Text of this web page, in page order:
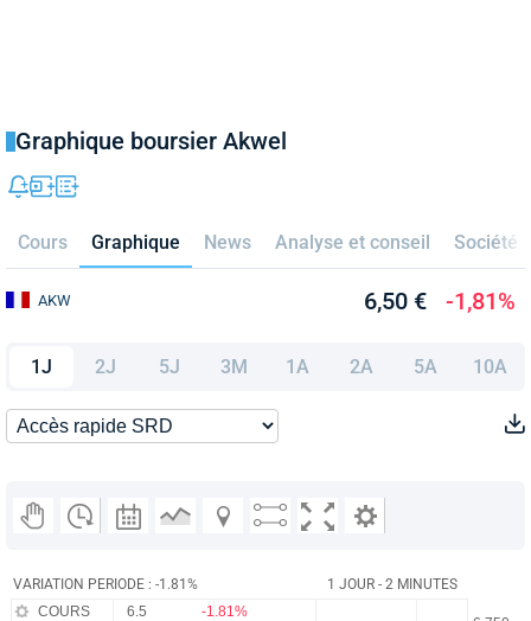
Graphique boursier Akwel
Cours Graphique News Analyse et conseil Société
AKW 6,50 € -1,81%
1J 2J 5J 3M 1A 2A 5A 10A
VARIATION PERIODE : -1.81% 1 JOUR - 2 MINUTES
COURS 6.5 -1.81%